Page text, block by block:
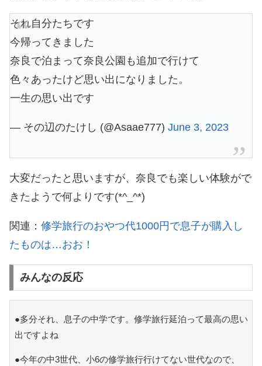
それ自分たちです
今帰ってきました
奈良で泊まって奈良公園も追加で行けて
色々あったけど思い出になりました。
一生の思い出です
— その辺のたけし (@Asaae777) June 3, 2023
大変だったと思いますが、奈良でも楽しい体験がで
きたようで何よりです(*^_^*)
関連： 修学旅行のおやつ代1000円で息子が購入し
たものは…おお！
みんなの反応
●多分それ、息子の中学です。修学旅行延泊って最高の思い
出ですよね
●今年の中3世代、小6の修学旅行行けてない世代なので、